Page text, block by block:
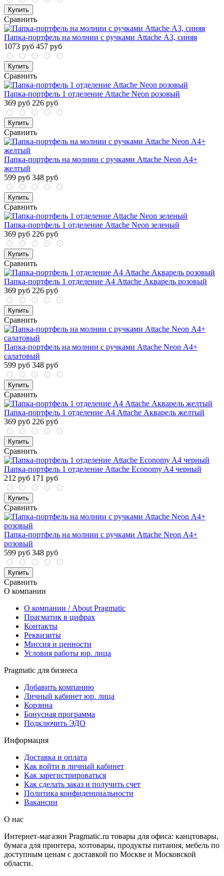
Купить
Сравнить
Папка-портфель на молнии с ручками Attache А3, синяя
1073 руб 457 руб
Купить
Сравнить
Папка-портфель 1 отделение Attache Neon розовый
369 руб 226 руб
Купить
Сравнить
Папка-портфель на молнии с ручками Attache Neon А4+
желтый
599 руб 348 руб
Купить
Сравнить
Папка-портфель 1 отделение Attache Neon зеленый
369 руб 226 руб
Купить
Сравнить
Папка-портфель 1 отделение А4 Attache Акварель розовый
369 руб 226 руб
Купить
Сравнить
Папка-портфель на молнии с ручками Attache Neon А4+
салатовый
599 руб 348 руб
Купить
Сравнить
Папка-портфель 1 отделение А4 Attache Акварель желтый
369 руб 226 руб
Купить
Сравнить
Папка-портфель 1 отделение Attache Economy A4 черный
212 руб 171 руб
Купить
Сравнить
Папка-портфель на молнии с ручками Attache Neon А4+
розовый
599 руб 348 руб
Купить
Сравнить
О компании
О компании / About Pragmatic
Прагматик в цифрах
Контакты
Реквизиты
Миссия и ценности
Условия работы юр. лица
Pragmatic для бизнеса
Добавить компанию
Личный кабинет юр. лица
Корзина
Бонусная программа
Подключить ЭДО
Информация
Доставка и оплата
Как войти в личный кабинет
Как зарегистрироваться
Как сделать заказ и получить счет
Политика конфиденциальности
Вакансии
О нас
Интернет-магазин Pragmatic.ru товары для офиса: канцтовары,
бумага для принтера, хозтовары, продукты питания, мебель по
доступным ценам с доставкой по Москве и Московской
области.